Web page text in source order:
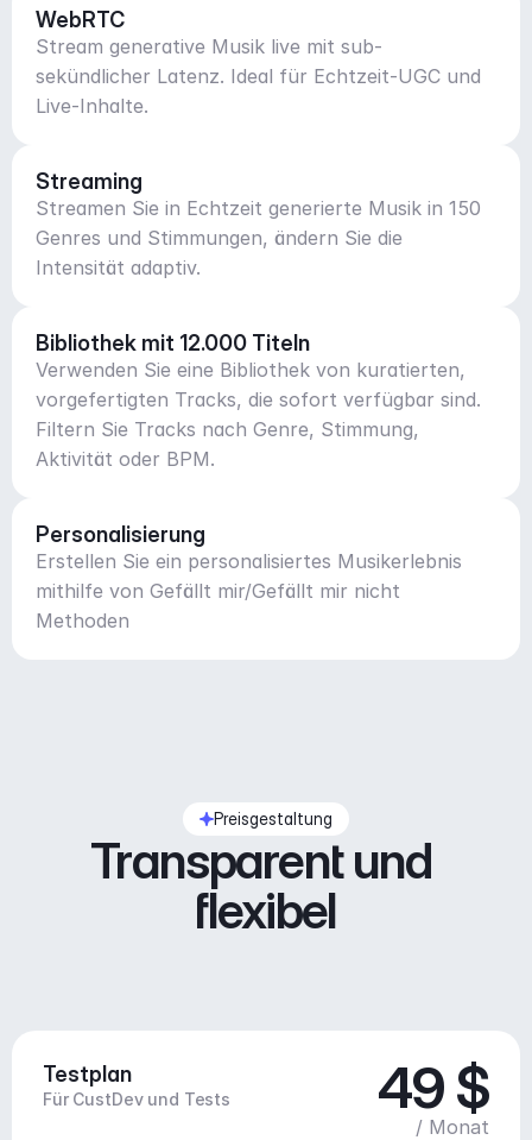
WebRTC
Stream generative Musik live mit sub-
sekündlicher Latenz. Ideal für Echtzeit-UGC und
Live-Inhalte.
Streaming
Streamen Sie in Echtzeit generierte Musik in 150
Genres und Stimmungen, ändern Sie die
Intensität adaptiv.
Bibliothek mit 12.000 Titeln
Verwenden Sie eine Bibliothek von kuratierten,
vorgefertigten Tracks, die sofort verfügbar sind.
Filtern Sie Tracks nach Genre, Stimmung,
Aktivität oder BPM.
Personalisierung
Erstellen Sie ein personalisiertes Musikerlebnis
mithilfe von Gefällt mir/Gefällt mir nicht
Methoden
Preisgestaltung
Transparent und
flexibel
Testplan
Für CustDev und Tests 49 $
/ Monat